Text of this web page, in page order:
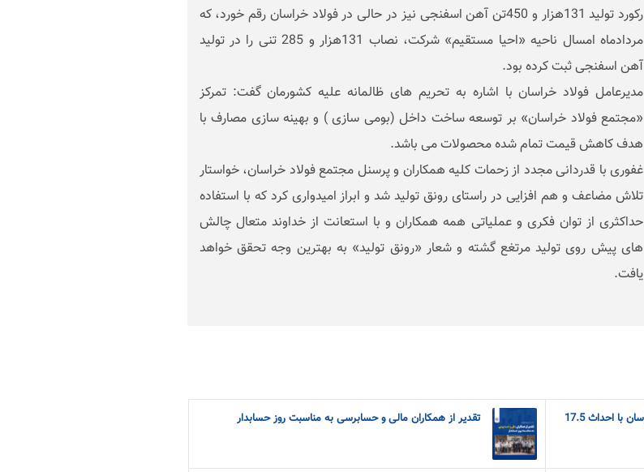
رکورد تولید 131هزار و 450تن آهن اسفنجی نیز در حالی در فولاد خراسان رقم خورد، که
مردادماه امسال ناحیه «احیا مستقیم» شرکت، نصاب 131هزار و 285 تنی را در تولید
آهن اسفنجی ثبت کرده بود.
مدیرعامل فولاد خراسان با اشاره به تحریم های ظالمانه علیه کشورمان گفت: تمرکز
«مجتمع فولاد خراسان» بر توسعه ساخت داخل (بومی سازی ) و بهینه سازی مصارف با
هدف کاهش قیمت تمام شده محصولات می باشد.
غفوری با قدردانی مجدد از زحمات کلیه همکاران و پرسنل مجتمع فولاد خراسان، خواستار
تلاش مضاعف و هم افزایی در راستای رونق تولید شد و ابراز امیدواری کرد که با استفاده
حداکثری از توان فکری و عملیاتی همه همکاران و با استعانت از خداوند متعال چالش
های پیش روی تولید مرتغع گشته و شعار «رونق تولید» به بهترین وجه تحقق خواهد
یافت.
افزایش ضریب امنیتی شرکت مجتمع فولاد خراسان با احداث 17.5
تقدیر از همکاران مالی و حسابرسی به مناسبت روز حسابدار